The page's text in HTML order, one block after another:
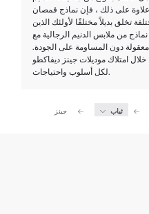
علاوة على ذلك ، فإن نماذج قمصان
تخلق بديلاً مختلفًا لأولئك الذين
من ملابس الدنيم الرجالية مع
دون المساومة على الجودة.
امتلاك موديلات جينز ديفاكطو
لكل أسلوب واحتياجات.
ثياب جينز